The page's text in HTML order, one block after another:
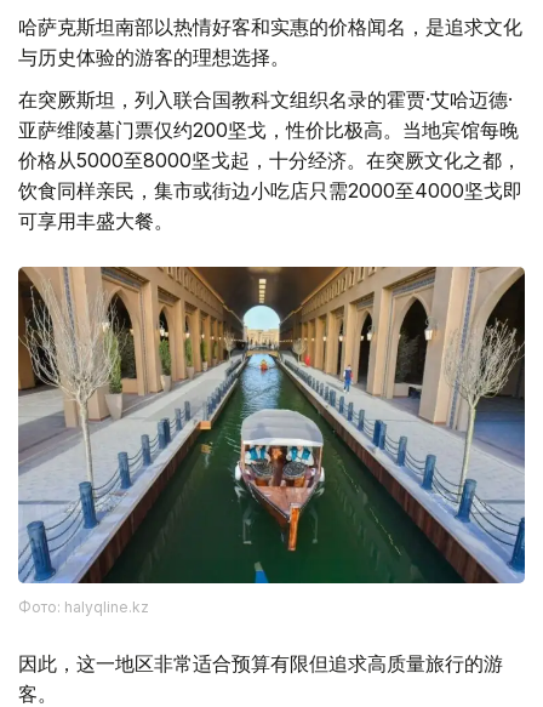
哈萨克斯坦南部以热情好客和实惠的价格闻名，是追求文化
与历史体验的游客的理想选择。
在突厥斯坦，列入联合国教科文组织名录的霍贾·艾哈迈德·
亚萨维陵墓门票仅约200坚戈，性价比极高。当地宾馆每晚
价格从5000至8000坚戈起，十分经济。在突厥文化之都，
饮食同样亲民，集市或街边小吃店只需2000至4000坚戈即
可享用丰盛大餐。
Фото: halyqline.kz
因此，这一地区非常适合预算有限但追求高质量旅行的游
客。